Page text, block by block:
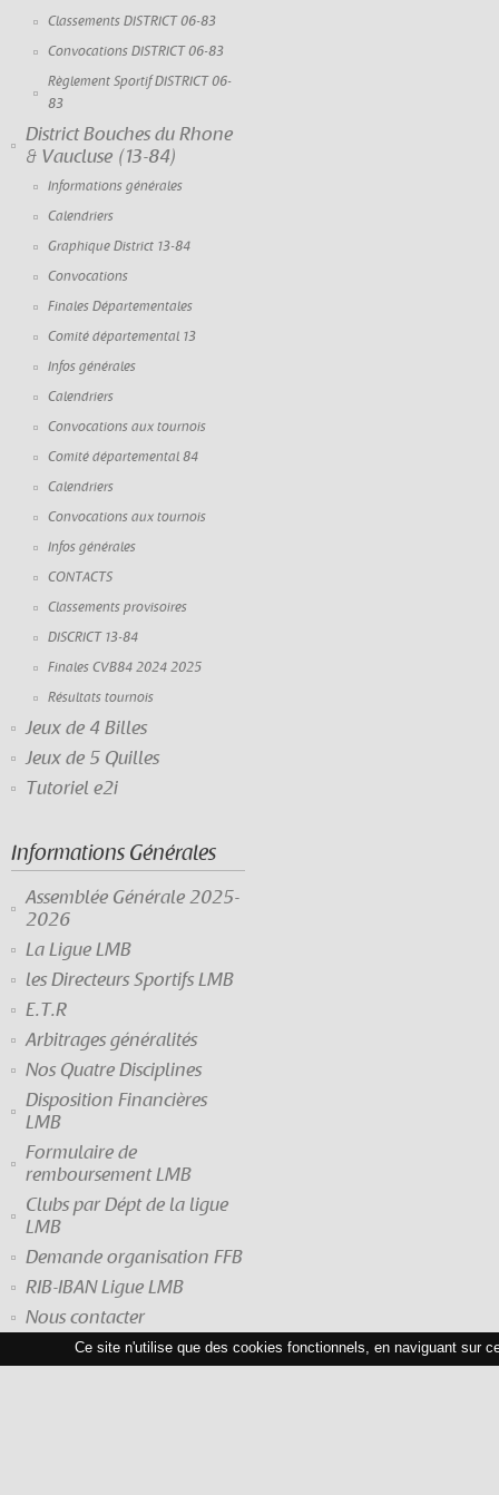
Classements DISTRICT 06-83
Convocations DISTRICT 06-83
Règlement Sportif DISTRICT 06-
83
District Bouches du Rhone
& Vaucluse (13-84)
Informations générales
Calendriers
Graphique District 13-84
Convocations
Finales Départementales
Comité départemental 13
Infos générales
Calendriers
Convocations aux tournois
Comité départemental 84
Calendriers
Convocations aux tournois
Infos générales
CONTACTS
Classements provisoires
DISCRICT 13-84
Finales CVB84 2024 2025
Résultats tournois
Jeux de 4 Billes
Jeux de 5 Quilles
Tutoriel e2i
Informations Générales
Assemblée Générale 2025-
2026
La Ligue LMB
les Directeurs Sportifs LMB
E.T.R
Arbitrages généralités
Nos Quatre Disciplines
Disposition Financières
LMB
Formulaire de
remboursement LMB
Clubs par Dépt de la ligue
LMB
Demande organisation FFB
RIB-IBAN Ligue LMB
Nous contacter
Ce site n'utilise que des cookies fonctionnels, en naviguant sur